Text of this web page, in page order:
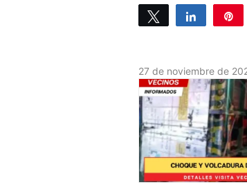
Tweet Share
27 de noviembre de